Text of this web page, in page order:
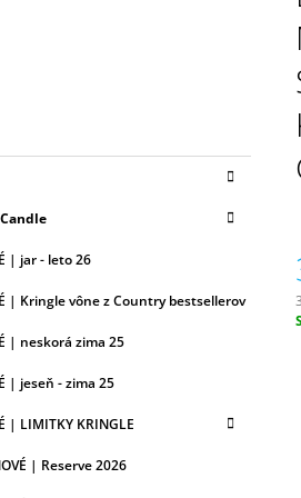
| jar - leto 26
| Kringle vône z Country bestsellerov
| neskorá zima 25
| jeseň - zima 25
| LIMITKY KRINGLE
| Reserve 2026